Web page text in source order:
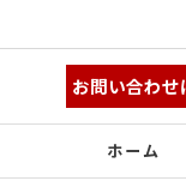
お問い合わせ
ホーム